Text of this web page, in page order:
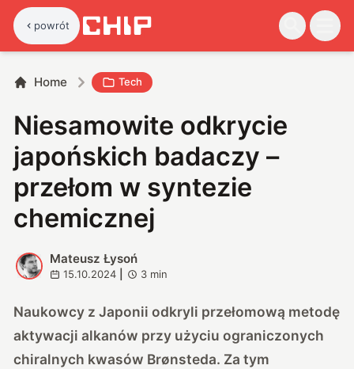
powrót
Home Tech
Niesamowite odkrycie
japońskich badaczy –
przełom w syntezie
chemicznej
M
Mateusz Łysoń
15.10.2024 3 min
Naukowcy z Japonii odkryli przełomową metodę
aktywacji alkanów przy użyciu ograniczonych
chiralnych kwasów Brønsteda. Za tym